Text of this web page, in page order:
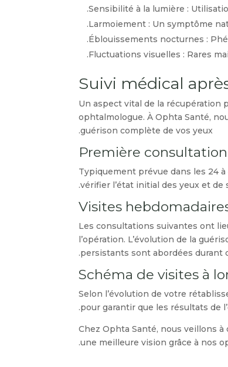
Sensibilité à la lumière :
Larmoiement : Un symptôme
Éblouissements nocturnes :
Fluctuations visuelles : Rares
Suivi médical
Un aspect vital de la récupération
ophtalmologue. À Ophta Santé,
guérison complète de vos yeux.
Première
Typiquement prévue dans les 24
vérifier l’état initial des yeux et de
Visites
Les consultations suivantes ont
l’opération. L’évolution de la
persistants sont abordées durant
Schéma de visites à
Selon l’évolution de votre
pour garantir que les résultats de
Chez Ophta Santé, nous veillons
une meilleure vision grâce à nos
.